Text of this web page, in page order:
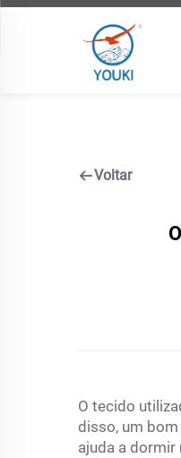
Voltar
O tecido
disso, um
ajuda a dormir